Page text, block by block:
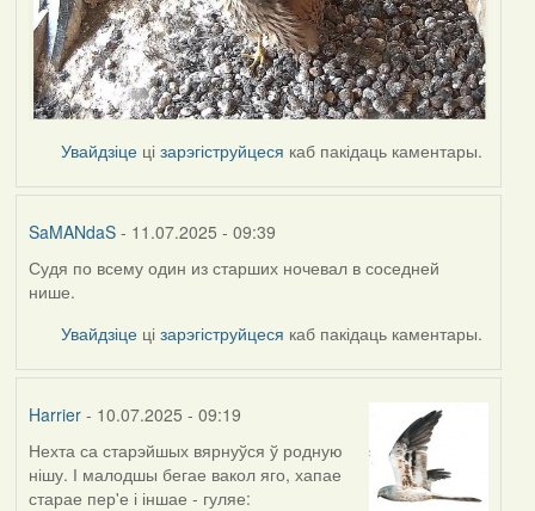
Увайдзіце цізарэгіструйцеся каб пакідаць каментары.
SaMANdaS- 11.07.2025 - 09:39
Судя по всему один из старших ночевал в соседней
нише.
Увайдзіце цізарэгіструйцеся каб пакідаць каментары.
Harrier- 10.07.2025 - 09:19
Нехта са старэйшых вярнуўся ў родную
нішу. І малодшы бегае вакол яго, хапае
старае пер'е і іншае - гуляе: